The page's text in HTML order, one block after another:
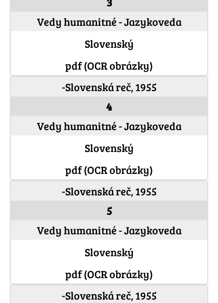
Vedy humanitné - Jazykoveda
Slovenský
pdf (OCR obrázky)
-Slovenská reč, 1955
4
Vedy humanitné - Jazykoveda
Slovenský
pdf (OCR obrázky)
-Slovenská reč, 1955
5
Vedy humanitné - Jazykoveda
Slovenský
pdf (OCR obrázky)
-Slovenská reč, 1955